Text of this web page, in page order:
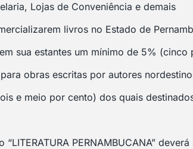
Lojas de Conveniência e demais
livros no Estado de
sua estantes um mínimo de 5% (cinco
obras escritas por autores
e meio por cento) dos quais
PERNAMBUCANA”